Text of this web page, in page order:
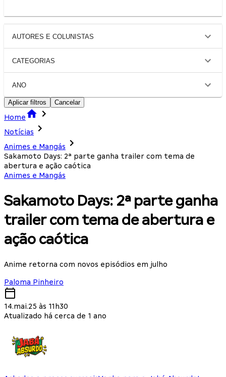
AUTORES E COLUNISTAS
CATEGORIAS
ANO
Aplicar filtros Cancelar
Home
Notícias
Animes e Mangás
Sakamoto Days: 2ª parte ganha trailer com tema de
abertura e ação caótica
Animes e Mangás
Sakamoto Days: 2ª parte ganha
trailer com tema de abertura e
ação caótica
Anime retorna com novos episódios em julho
Paloma Pinheiro
14.mai.25 às 11h30
Atualizado há cerca de 1 ano